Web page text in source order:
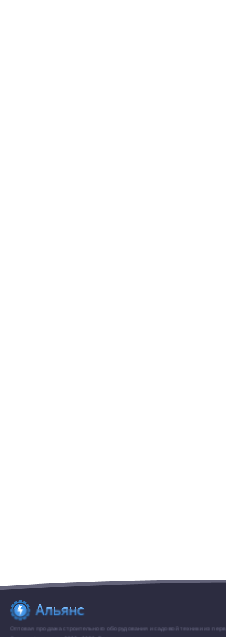
Оптовая продажа строительного оборудования и садовой техники из